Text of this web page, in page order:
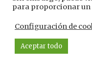
para proporcionar
Configuración de
Aceptar todo
BUSCAR